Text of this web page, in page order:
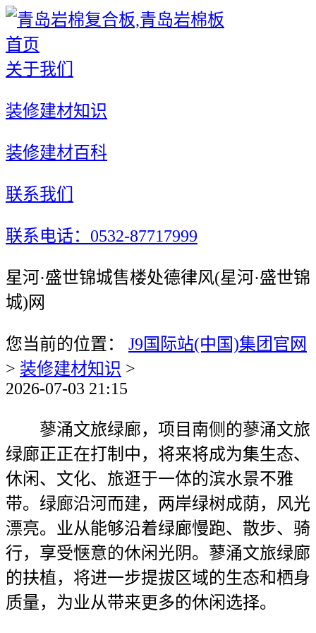
首页
关于我们
装修建材知识
装修建材百科
联系我们
联系电话：0532-87717999
星河·盛世锦城售楼处德律风(星河·盛世锦
城)网
您当前的位置： J9国际站(中国)集团官网
> 装修建材知识 >
2026-07-03 21:15
蓼涌文旅绿廊，项目南侧的蓼涌文旅
绿廊正正在打制中，将来将成为集生态、
休闲、文化、旅逛于一体的滨水景不雅
带。绿廊沿河而建，两岸绿树成荫，风光
漂亮。业从能够沿着绿廊慢跑、散步、骑
行，享受惬意的休闲光阴。蓼涌文旅绿廊
的扶植，将进一步提拔区域的生态和栖身
质量，为业从带来更多的休闲选择。